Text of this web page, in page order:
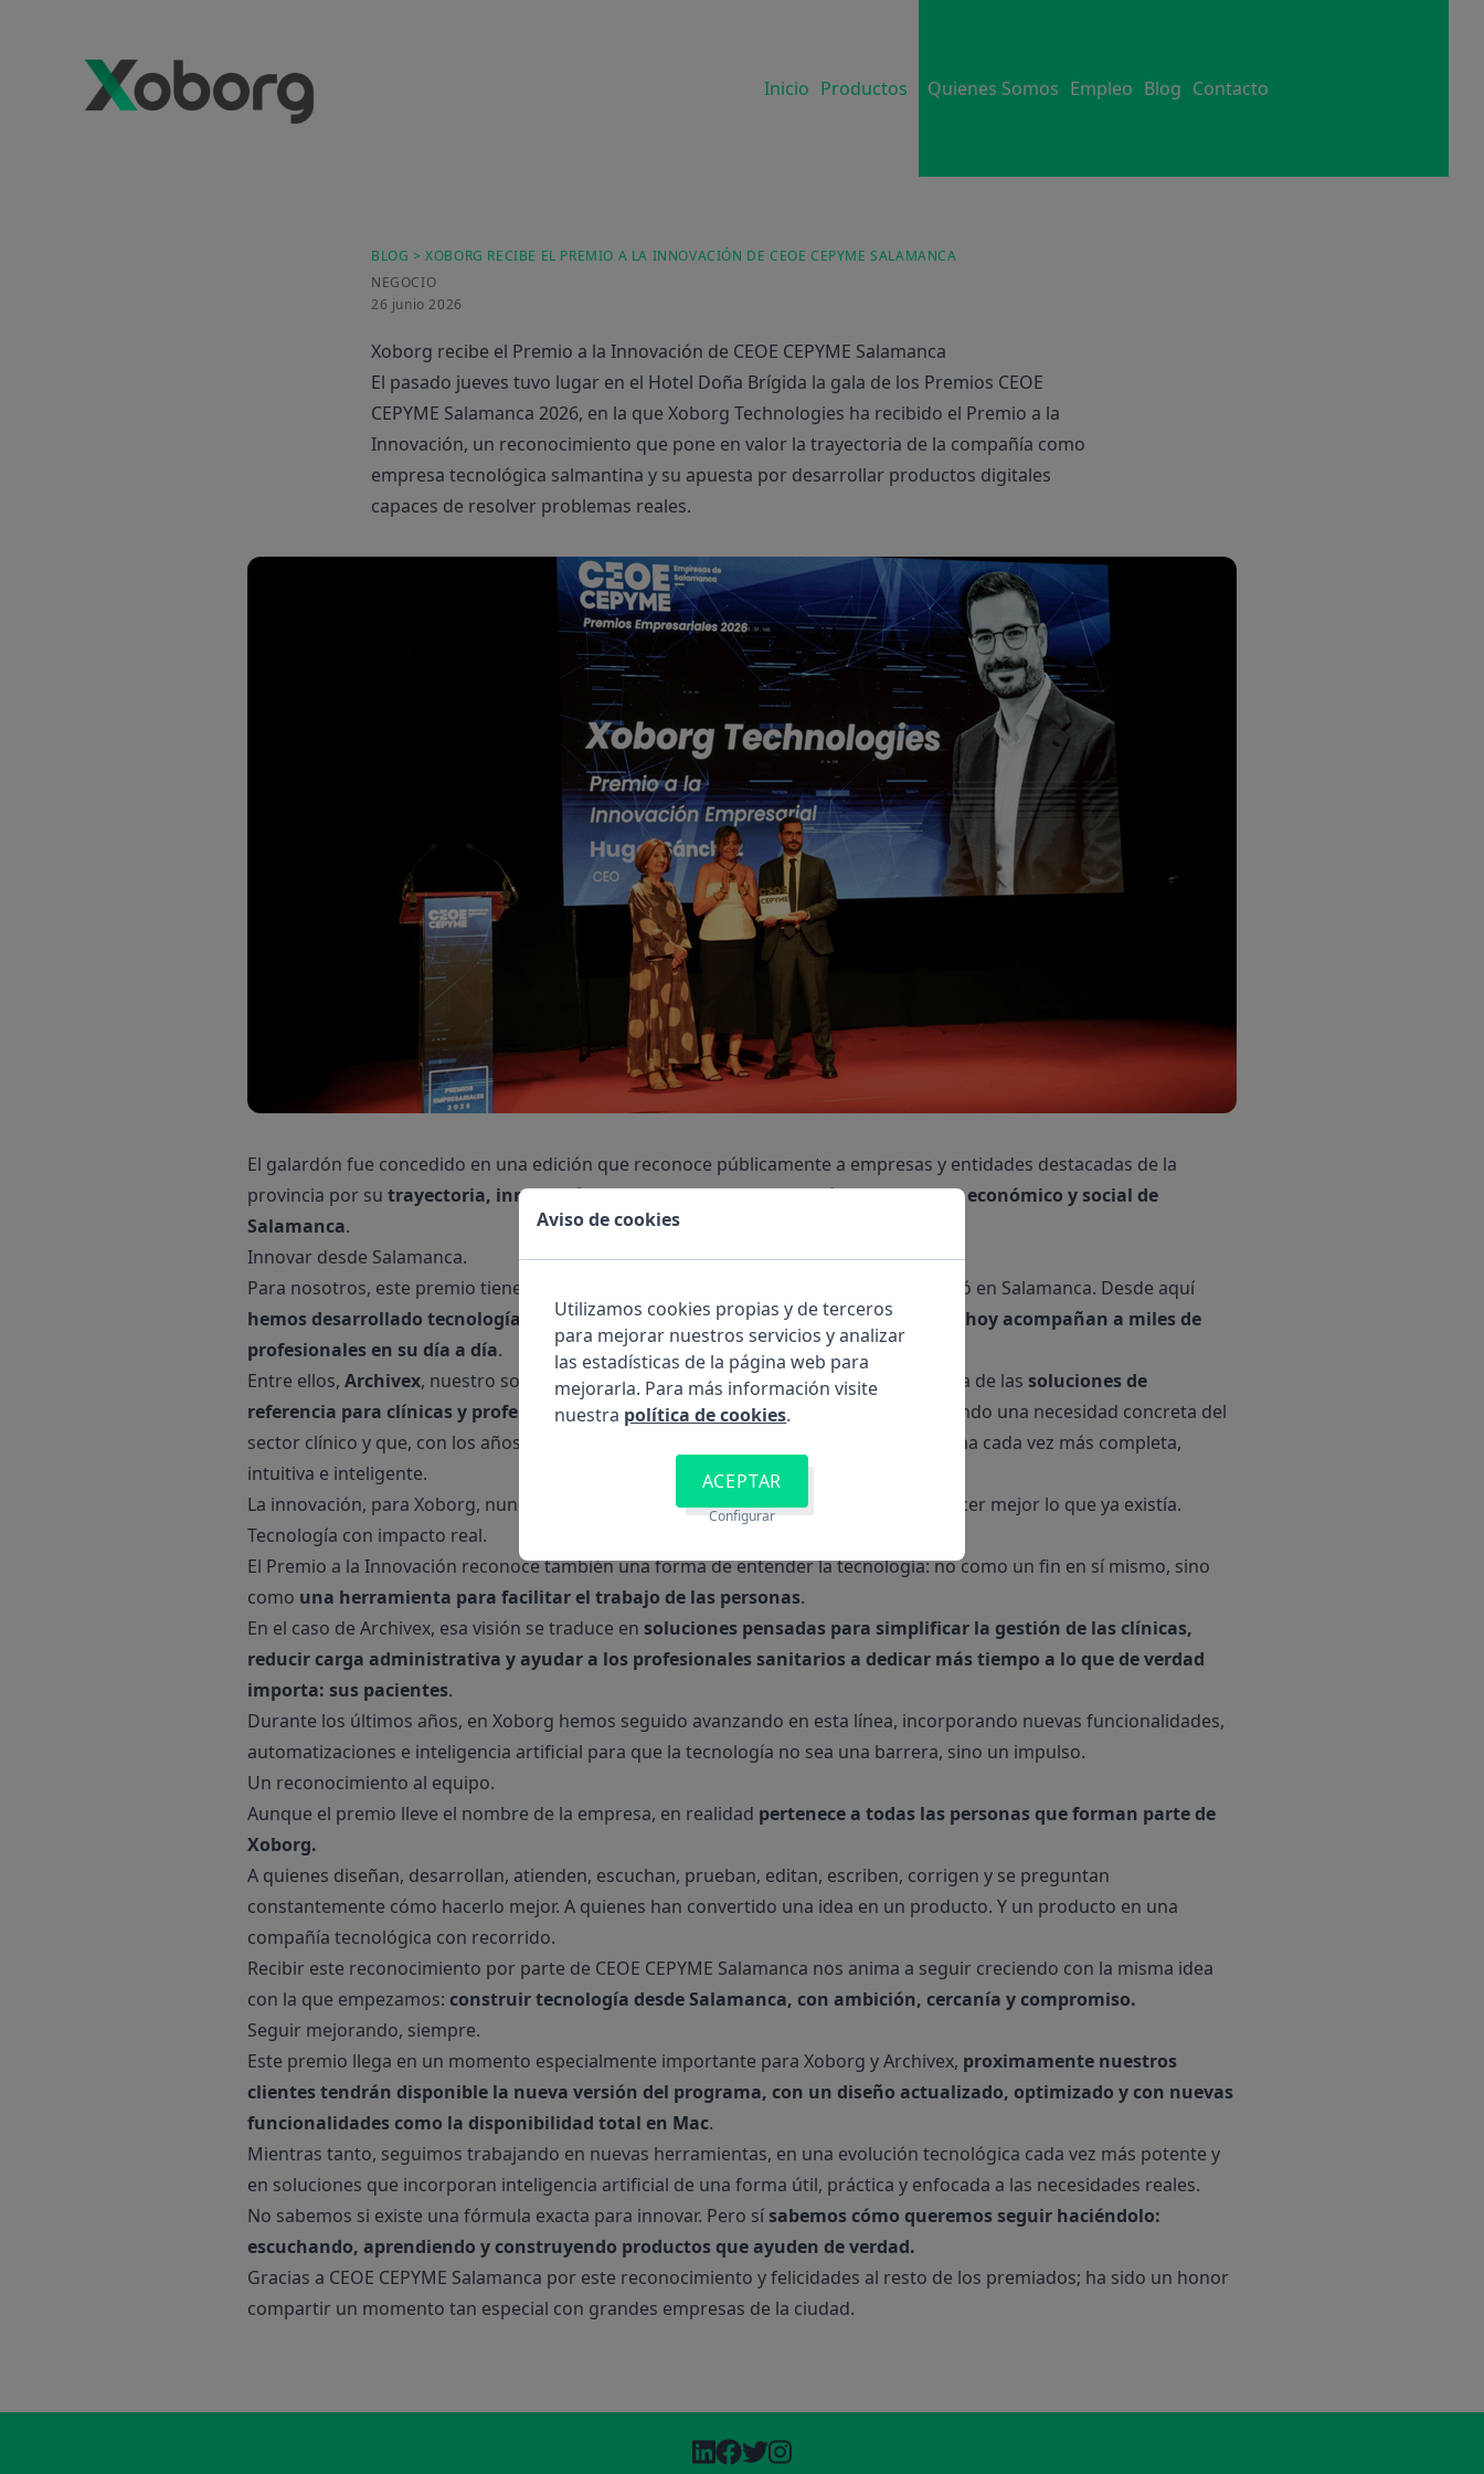
Inicio Productos Quienes Somos Empleo Blog Contacto
BLOG > XOBORG RECIBE EL PREMIO A LA INNOVACIÓN DE CEOE CEPYME SALAMANCA
NEGOCIO
26 junio 2026
Xoborg recibe el Premio a la Innovación de CEOE CEPYME Salamanca
El pasado jueves tuvo lugar en el Hotel Doña Brígida la gala de los Premios CEOE
CEPYME Salamanca 2026, en la que Xoborg Technologies ha recibido el Premio a la
Innovación, un reconocimiento que pone en valor la trayectoria de la compañía como
empresa tecnológica salmantina y su apuesta por desarrollar productos digitales
capaces de resolver problemas reales.
El galardón fue concedido en una edición que reconoce públicamente a empresas y entidades destacadas de la
provincia por su trayectoria, innovación, compromiso y contribución al desarrollo económico y social de
Salamanca.
Innovar desde Salamanca.
Para nosotros, este premio tiene un significado especial. Porque Xoborg nació y creció en Salamanca. Desde aquí
hemos desarrollado tecnología, construido equipo y dado forma a productos que hoy acompañan a miles de
profesionales en su día a día.
Entre ellos, Archivex, nuestro software de gestión clínica , que se ha convertido en una de las soluciones de
referencia para clínicas y profesionales sanitarios. Un producto que nació escuchando una necesidad concreta del
sector clínico y que, con los años, ha evolucionado hasta convertirse en una plataforma cada vez más completa,
intuitiva e inteligente.
La innovación, para Xoborg, nunca ha sido solo hacer algo nuevo. Ha sido intentar hacer mejor lo que ya existía.
Tecnología con impacto real.
El Premio a la Innovación reconoce también una forma de entender la tecnología: no como un fin en sí mismo, sino
como una herramienta para facilitar el trabajo de las personas.
En el caso de Archivex, esa visión se traduce en soluciones pensadas para simplificar la gestión de las clínicas,
reducir carga administrativa y ayudar a los profesionales sanitarios a dedicar más tiempo a lo que de verdad
importa: sus pacientes.
Durante los últimos años, en Xoborg hemos seguido avanzando en esta línea, incorporando nuevas funcionalidades,
automatizaciones e inteligencia artificial para que la tecnología no sea una barrera, sino un impulso.
Un reconocimiento al equipo.
Aunque el premio lleve el nombre de la empresa, en realidad pertenece a todas las personas que forman parte de
Xoborg.
A quienes diseñan, desarrollan, atienden, escuchan, prueban, editan, escriben, corrigen y se preguntan
constantemente cómo hacerlo mejor. A quienes han convertido una idea en un producto. Y un producto en una
compañía tecnológica con recorrido.
Recibir este reconocimiento por parte de CEOE CEPYME Salamanca nos anima a seguir creciendo con la misma idea
con la que empezamos: construir tecnología desde Salamanca, con ambición, cercanía y compromiso.
Seguir mejorando, siempre.
Este premio llega en un momento especialmente importante para Xoborg y Archivex, proximamente nuestros
clientes tendrán disponible la nueva versión del programa, con un diseño actualizado, optimizado y con nuevas
funcionalidades como la disponibilidad total en Mac.
Mientras tanto, seguimos trabajando en nuevas herramientas, en una evolución tecnológica cada vez más potente y
en soluciones que incorporan inteligencia artificial de una forma útil, práctica y enfocada a las necesidades reales.
No sabemos si existe una fórmula exacta para innovar. Pero sísabemos cómo queremos seguir haciéndolo:
escuchando, aprendiendo y construyendo productos que ayuden de verdad.
Gracias a CEOE CEPYME Salamanca por este reconocimiento y felicidades al resto de los premiados; ha sido un honor
compartir un momento tan especial con grandes empresas de la ciudad.
Aviso de cookies
Utilizamos cookies propias y de terceros
para mejorar nuestros servicios y analizar
las estadísticas de la página web para
mejorarla. Para más información visite
nuestra política de cookies.
ACEPTAR
Configurar